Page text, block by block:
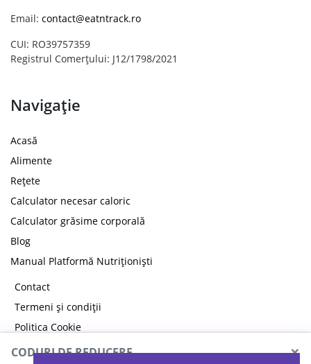
Email: contact@eatntrack.ro
CUI: RO39757359
Registrul Comerțului: J12/1798/2021
Navigație
Acasă
Alimente
Rețete
Calculator necesar caloric
Calculator grăsime corporală
Blog
Manual Platformă Nutriționiști
Contact
Termeni și condiții
Politica Cookie
Politica de confidențialitate
CODURI DE REDUCERE ×